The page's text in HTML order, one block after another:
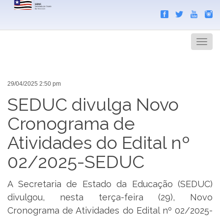
Menu
29/04/2025 2:50 pm
SEDUC divulga Novo
Cronograma de
Atividades do Edital nº
02/2025-SEDUC
A Secretaria de Estado da Educação (SEDUC)
divulgou, nesta terça-feira (29), Novo
Cronograma de Atividades do Edital nº 02/2025-